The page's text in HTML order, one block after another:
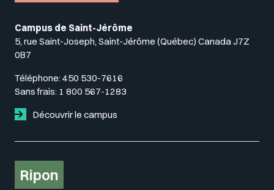
Campus de Saint-Jérôme
5, rue Saint-Joseph, Saint-Jérôme (Québec) Canada J7Z
0B7
Téléphone: 450 530-7616
Sans frais: 1 800 567-1283
Découvrir le campus
Ripon